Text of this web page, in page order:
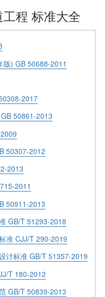
程 标准大全
版) GB 50688-2011
2017
50861-2013
50307-2012
2013
2011
50911-2013
GB/T 51293-2018
准 CJJ/T 290-2019
计标准 GB/T 51357-2019
T 180-2012
GB/T 50839-2013